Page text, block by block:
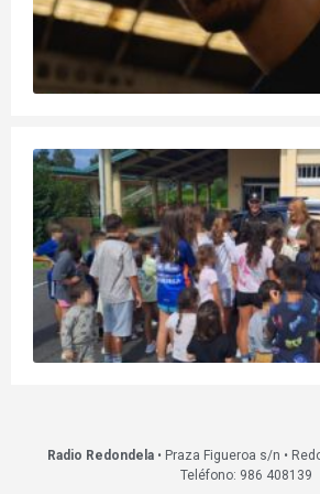
Radio Redondela• Praza Figueroa s/n •
Teléfono: 986 408139